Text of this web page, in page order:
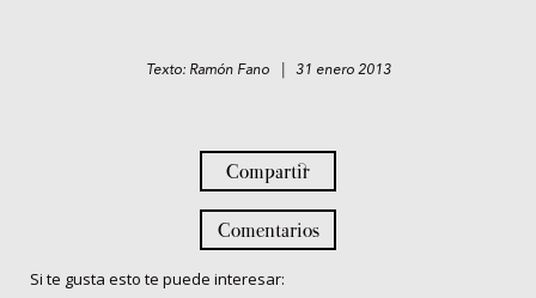
Texto: Ramón Fano | 31 enero 2013
Compartir
Comentarios
Si te gusta esto te puede interesar: